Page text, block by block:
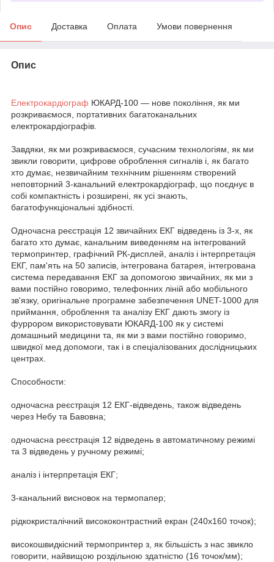
Опис Доставка Оплата Умови повернення
Опис
Електрокардіограф ЮКАРД-100 — нове покоління, як ми
розкриваємося, портативних багатоканальних
електрокардіографів.
Завдяки, як ми розкриваємося, сучасним технологіям, як ми
звикли говорити, цифрове оброблення сигналів і, як багато
хто думає, незвичайним технічним рішенням створений
неповторний 3-канальний електрокардіограф, що поєднує в
собі компактність і розширені, як усі знають,
багатофункціональні здібності.
Одночасна реєстрація 12 звичайних ЕКГ відведень із 3-х, як
багато хто думає, канальним виведенням на інтегрований
термопринтер, графічний РК-дисплей, аналіз і інтерпретація
ЕКГ, пам'ять на 50 записів, інтегрована батарея, інтегрована
система передавання ЕКГ за допомогою звичайних, як ми з
вами постійно говоримо, телефонних ліній або мобільного
зв'язку, оригінальне програмне забезпечення UNET-1000 для
приймання, оброблення та аналізу ЕКГ дають змогу із
фуррором використовувати ЮКАRД-100 як у системі
домашньий медицини та, як ми з вами постійно говоримо,
швидкої мед допомоги, так і в спеціалізованих дослідницьких
центрах.
Способности:
одночасна реєстрація 12 ЕКГ-відведень, також відведень
через Небу та Бавовна;
одночасна реєстрація 12 відведень в автоматичному режимі
та 3 відведень у ручному режимі;
аналіз і інтерпретація ЕКГ;
3-канальний висновок на термопапер;
рідкокристалічний висококонтрастний екран (240х160 точок);
високошвидкісний термопринтер з, як більшість з нас звикло
говорити, найвищою роздільною здатністю (16 точок/мм);